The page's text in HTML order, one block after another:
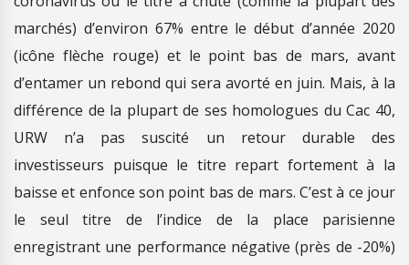
marchés) d’environ 67% entre le début d’année 2020
(icône flèche rouge) et le point bas de mars, avant
d’entamer un rebond qui sera avorté en juin. Mais, à la
différence de la plupart de ses homologues du Cac 40,
URW n’a pas suscité un retour durable des
investisseurs puisque le titre repart fortement à la
baisse et enfonce son point bas de mars. C’est à ce jour
le seul titre de l’indice de la place parisienne
enregistrant une performance négative (près de -20%)